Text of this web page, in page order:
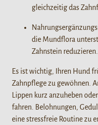
gleichzeitig das
die Mundflora
Zahnstein reduzieren.
Es ist wichtig, Ihren Hund
Zahnpflege zu gewöhnen.
Lippen kurz anzuheben
fahren. Belohnungen,
eine stressfreie Routine zu